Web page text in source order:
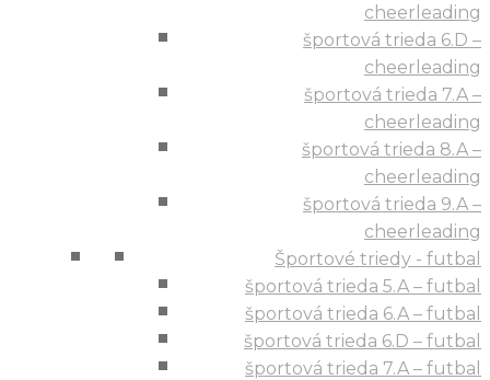
cheerleading
športová trieda 6.D –
cheerleading
športová trieda 7.A –
cheerleading
športová trieda 8.A –
cheerleading
športová trieda 9.A –
cheerleading
Športové triedy - futbal
športová trieda 5.A – futbal
športová trieda 6.A – futbal
športová trieda 6.D – futbal
športová trieda 7.A – futbal